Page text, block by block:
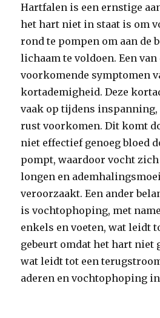
Hartfalen is een ernstige
het hart niet in staat is om
rond te pompen om aan de
lichaam te voldoen. Een van
voorkomende symptomen
kortademigheid. Deze
vaak op tijdens
rust voorkomen. Dit komt
niet effectief genoeg bloed
pompt, waardoor vocht
longen en
veroorzaakt. Een ander
is vochtophoping, met
enkels en voeten, wat leidt
gebeurt omdat het hart niet
wat leidt tot een
aderen en vochtophoping